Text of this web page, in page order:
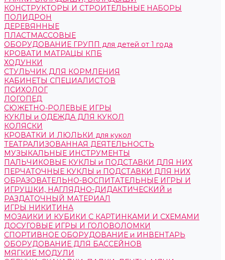
КОНСТРУКТОРЫ И СТРОИТЕЛЬНЫЕ НАБОРЫ
ПОЛИДРОН
ДЕРЕВЯННЫЕ
ПЛАСТМАССОВЫЕ
ОБОРУДОВАНИЕ ГРУПП для детей от 1 года
КРОВАТИ МАТРАЦЫ КПБ
ХОДУНКИ
СТУЛЬЧИК ДЛЯ КОРМЛЕНИЯ
КАБИНЕТЫ СПЕЦИАЛИСТОВ
ПСИХОЛОГ
ЛОГОПЕД
СЮЖЕТНО-РОЛЕВЫЕ ИГРЫ
КУКЛЫ и ОДЕЖДА ДЛЯ КУКОЛ
КОЛЯСКИ
КРОВАТКИ И ЛЮЛЬКИ для кукол
ТЕАТРАЛИЗОВАННАЯ ДЕЯТЕЛЬНОСТЬ
МУЗЫКАЛЬНЫЕ ИНСТРУМЕНТЫ
ПАЛЬЧИКОВЫЕ КУКЛЫ и ПОДСТАВКИ ДЛЯ НИХ
ПЕРЧАТОЧНЫЕ КУКЛЫ и ПОДСТАВКИ ДЛЯ НИХ
ОБРАЗОВАТЕЛЬНО-ВОСПИТАТЕЛЬНЫЕ ИГРЫ И
ИГРУШКИ, НАГЛЯДНО-ДИДАКТИЧЕСКИЙ и
РАЗДАТОЧНЫЙ МАТЕРИАЛ
ИГРЫ НИКИТИНА
МОЗАИКИ И КУБИКИ С КАРТИНКАМИ И СХЕМАМИ
ДОСУГОВЫЕ ИГРЫ И ГОЛОВОЛОМКИ
СПОРТИВНОЕ ОБОРУДОВАНИЕ и ИНВЕНТАРЬ
ОБОРУДОВАНИЕ ДЛЯ БАССЕЙНОВ
МЯГКИЕ МОДУЛИ